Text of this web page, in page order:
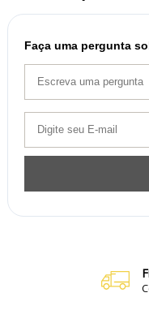
Faça uma pergunta